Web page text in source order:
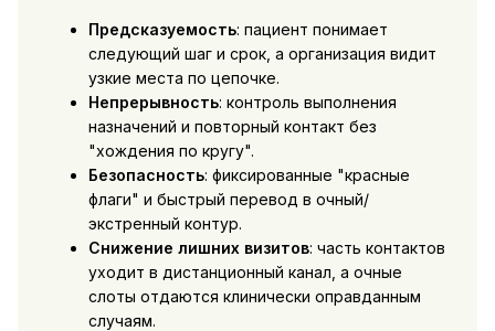
Предсказуемость: пациент понимает
следующий шаг и срок, а организация видит
узкие места по цепочке.
Непрерывность: контроль выполнения
назначений и повторный контакт без
"хождения по кругу".
Безопасность: фиксированные "красные
флаги" и быстрый перевод в очный/
экстренный контур.
Снижение лишних визитов: часть контактов
уходит в дистанционный канал, а очные
слоты отдаются клинически оправданным
случаям.